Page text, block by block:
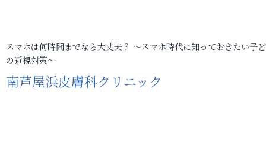
スマホは何時間までなら大丈夫？ ～スマホ時代に知っておきたい子
の近視対策～
南芦屋浜皮膚科クリニック